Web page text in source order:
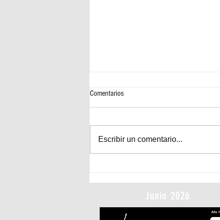
Comentarios
Escribir un comentario...
Junio 2026